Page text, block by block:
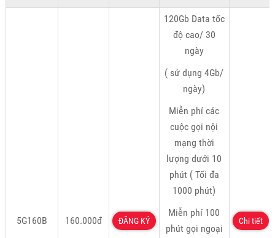
5G160B 160.000đ ĐĂNG KÝ
120Gb Data tốc
độ cao/ 30
ngày
( sử dụng 4Gb/
ngày)
Miễn phí các
cuộc gọi nội
mạng thời
lượng dưới 10
phút ( Tối đa
1000 phút)
Miễn phí 100
phút gọi ngoại
Chi tiết